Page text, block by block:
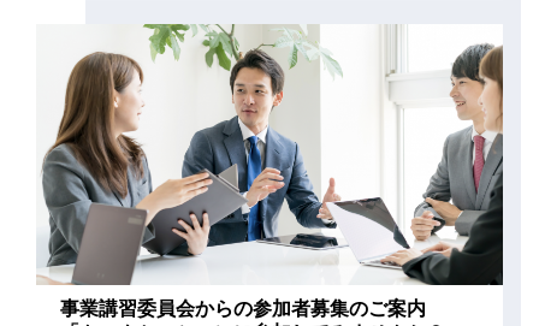
事業講習委員会からの参加者募集のご案内